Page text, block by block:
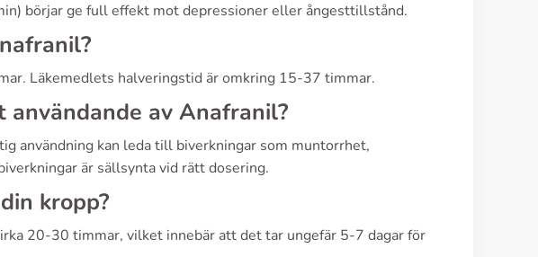
börjar ge full effekt mot depressioner eller ångesttillstånd.
Läkemedlets halveringstid är omkring 15-37 timmar.
av Anafranil?
användning kan leda till biverkningar som muntorrhet,
är sällsynta vid rätt dosering.
kropp?
20-30 timmar, vilket innebär att det tar ungefär 5-7 dagar för